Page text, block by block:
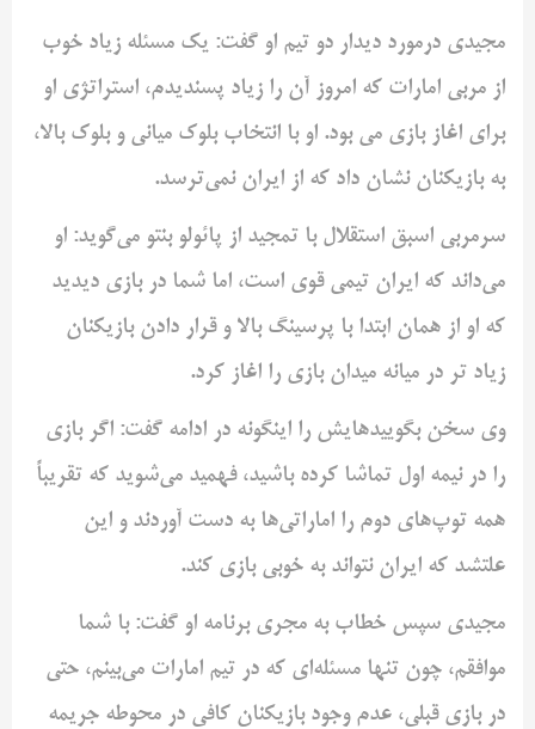
مجیدی درمورد دیدار دو تیم او گفت: یک مسئله زیاد خوب
از مربی امارات که امروز آن را زیاد پسندیدم، استراتژی او
برای اغاز بازی می بود. او با انتخاب بلوک میانی و بلوک بالا،
به بازیکنان نشان داد که از ایران نمی‌ترسد.
سرمربی اسبق استقلال با تمجید از پائولو بنتو می‌گوید: او
می‌داند که ایران تیمی قوی است، اما شما در بازی دیدید
که او از همان ابتدا با پرسینگ بالا و قرار دادن بازیکنان
زیاد تر در میانه میدان بازی را اغاز کرد.
وی سخن بگویید‌هایش را اینگونه در ادامه گفت: اگر بازی
را در نیمه اول تماشا کرده باشید، فهمید می‌شوید که تقریباً
همه توپ‌های دوم را اماراتی‌ها به دست آوردند و این
علتشد که ایران نتواند به خوبی بازی کند.
مجیدی سپس خطاب به مجری برنامه او گفت: با شما
موافقم، چون تنها مسئله‌ای که در تیم امارات می‌بینم، حتی
در بازی قبلی، عدم وجود بازیکنان کافی در محوطه جریمه